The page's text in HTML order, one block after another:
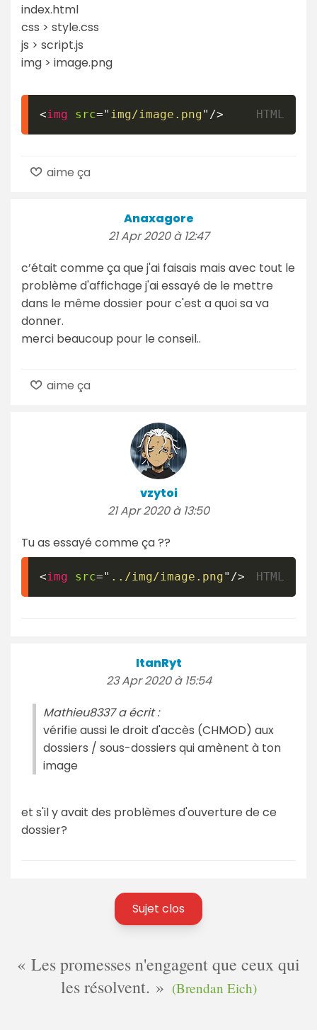
index.html
css > style.css
js > script.js
img > image.png
<img src=" img/image.png" />
aime ça
Anaxagore
21 Apr 2020 à 12:47
c’était comme ça que j'ai faisais mais avec tout le
problème d'affichage j'ai essayé de le mettre
dans le même dossier pour c'est a quoi sa va
donner.
merci beaucoup pour le conseil..
aime ça
vzytoi
21 Apr 2020 à 13:50
Tu as essayé comme ça ??
<img src=" ../img/image.png" />
ItanRyt
23 Apr 2020 à 15:54
Mathieu8337 a écrit :
vérifie aussi le droit d'accès (CHMOD) aux
dossiers / sous-dossiers qui amènent à ton
image
et s'il y avait des problèmes d'ouverture de ce
dossier?
Sujet clos
Les promesses n'engagent que ceux qui
les résolvent.
(Brendan Eich)